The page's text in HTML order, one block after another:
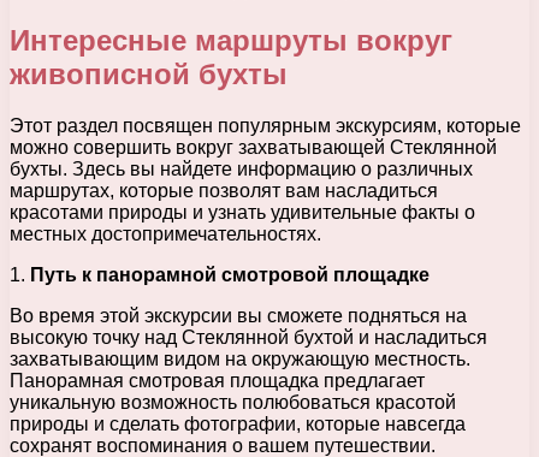
Интересные маршруты вокруг
живописной бухты
Этот раздел посвящен популярным экскурсиям, которые
можно совершить вокруг захватывающей Стеклянной
бухты. Здесь вы найдете информацию о различных
маршрутах, которые позволят вам насладиться
красотами природы и узнать удивительные факты о
местных достопримечательностях.
1. Путь к панорамной смотровой площадке
Во время этой экскурсии вы сможете подняться на
высокую точку над Стеклянной бухтой и насладиться
захватывающим видом на окружающую местность.
Панорамная смотровая площадка предлагает
уникальную возможность полюбоваться красотой
природы и сделать фотографии, которые навсегда
сохранят воспоминания о вашем путешествии.